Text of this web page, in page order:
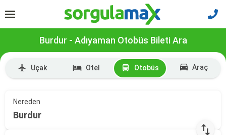
Burdur - Adıyaman Otobüs Bileti Ara
Uçak Otel Otobüs Araç
Nereden
Burdur